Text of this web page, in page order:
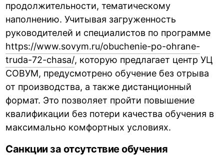
продолжительности, тематическому
наполнению. Учитывая загруженность
руководителей и специалистов по программе
https://www.sovym.ru/obuchenie-po-ohrane-
truda-72-chasa/, которую предлагает центр УЦ
СОВУМ, предусмотрено обучение без отрыва
от производства, а также дистанционный
формат. Это позволяет пройти повышение
квалификации без потери качества обучения в
максимально комфортных условиях.
Санкции за отсутствие обучения